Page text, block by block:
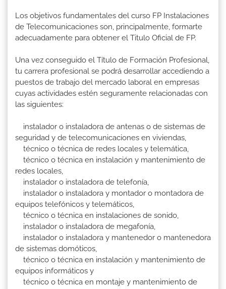
Los objetivos fundamentales del curso FP Instalaciones
de Telecomunicaciones son, principalmente, formarte
adecuadamente para obtener el Titulo Oficial de FP.
Una vez conseguido el Título de Formación Profesional,
tu carrera profesional se podrá desarrollar accediendo a
puestos de trabajo del mercado laboral en empresas
cuyas actividades estén seguramente relacionadas con
las siguientes:
instalador o instaladora de antenas o de sistemas de
seguridad y de telecomunicaciones en viviendas,
técnico o técnica de redes locales y telemática,
técnico o técnica en instalación y mantenimiento de
redes locales,
instalador o instaladora de telefonía,
instalador o instaladora y montador o montadora de
equipos telefónicos y telemáticos,
técnico o técnica en instalaciones de sonido,
instalador o instaladora de megafonía,
instalador o instaladora y mantenedor o mantenedora
de sistemas domóticos,
técnico o técnica en instalación y mantenimiento de
equipos informáticos y
técnico o técnica en montaje y mantenimiento de